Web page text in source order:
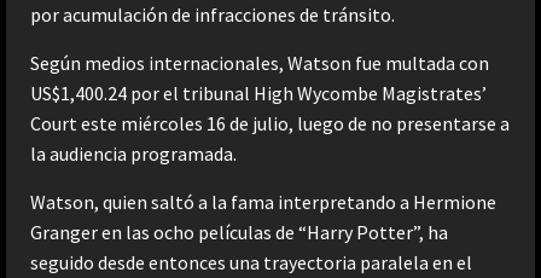
por acumulación de infracciones de tránsito.
Según medios internacionales, Watson fue multada con
US$1,400.24 por el tribunal High Wycombe Magistrates’
Court este miércoles 16 de julio, luego de no presentarse a
la audiencia programada.
Watson, quien saltó a la fama interpretando a Hermione
Granger en las ocho películas de “Harry Potter”, ha
seguido desde entonces una trayectoria paralela en el